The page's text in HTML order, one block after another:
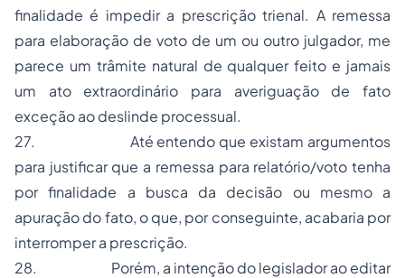
finalidade é impedir a prescrição trienal. A remessa
para elaboração de voto de um ou outro julgador, me
parece um trâmite natural de qualquer feito e jamais
um ato extraordinário para averiguação de fato
exceção ao deslinde processual.
27. Até entendo que existam argumentos
para justificar que a remessa para relatório/voto tenha
por finalidade a busca da decisão ou mesmo a
apuração do fato, o que, por conseguinte, acabaria por
interromper a prescrição.
28. Porém, a intenção do legislador ao editar